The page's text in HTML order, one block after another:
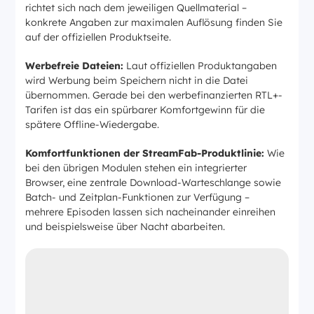
richtet sich nach dem jeweiligen Quellmaterial –
konkrete Angaben zur maximalen Auflösung finden Sie
auf der offiziellen Produktseite.
Werbefreie Dateien: Laut offiziellen Produktangaben
wird Werbung beim Speichern nicht in die Datei
übernommen. Gerade bei den werbefinanzierten RTL+-
Tarifen ist das ein spürbarer Komfortgewinn für die
spätere Offline-Wiedergabe.
Komfortfunktionen der StreamFab-Produktlinie: Wie
bei den übrigen Modulen stehen ein integrierter
Browser, eine zentrale Download-Warteschlange sowie
Batch- und Zeitplan-Funktionen zur Verfügung –
mehrere Episoden lassen sich nacheinander einreihen
und beispielsweise über Nacht abarbeiten.